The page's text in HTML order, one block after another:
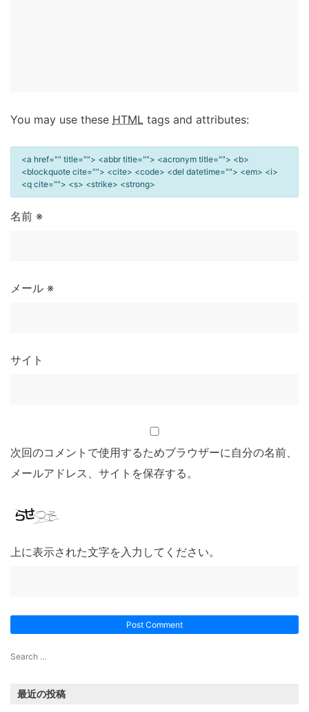
You may use these HTML tags and attributes:
<a href="" title=""> <abbr title=""> <acronym title=""> <b>
<blockquote cite=""> <cite> <code> <del datetime=""> <em> <i>
<q cite=""> <s> <strike> <strong>
名前 ※
メール ※
サイト
次回のコメントで使用するためブラウザーに自分の名前、
メールアドレス、サイトを保存する。
上に表示された文字を入力してください。
最近の投稿